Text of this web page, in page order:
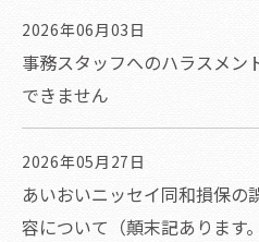
2026年06月03日
事務スタッフへのハラスメン
できません
2026年05月27日
あいおいニッセイ同和損保の
容について（顛末記あります。